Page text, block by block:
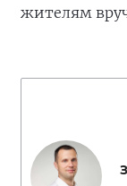
жителям